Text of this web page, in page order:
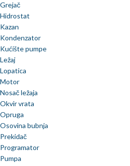
Grejač
Hidrostat
Kazan
Kondenzator
Kućište pumpe
Ležaj
Lopatica
Motor
Nosač ležaja
Okvir vrata
Opruga
Osovina bubnja
Prekidač
Programator
Pumpa